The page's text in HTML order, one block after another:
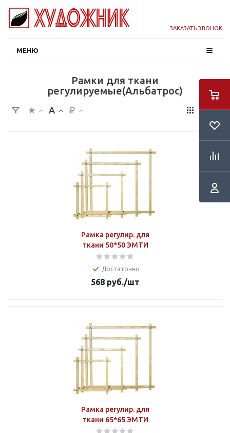
ЗАКАЗАТЬ ЗВОНОК
МЕНЮ
Рамки для ткани
регулируемые(Альбатрос)
Рамка регулир. для
ткани 50*50 ЭМТИ
Достаточно
568 руб./шт
Рамка регулир. для
ткани 65*65 ЭМТИ